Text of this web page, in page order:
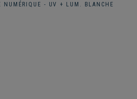
NUMÉRIQUE - UV + LUM. BLANCHE